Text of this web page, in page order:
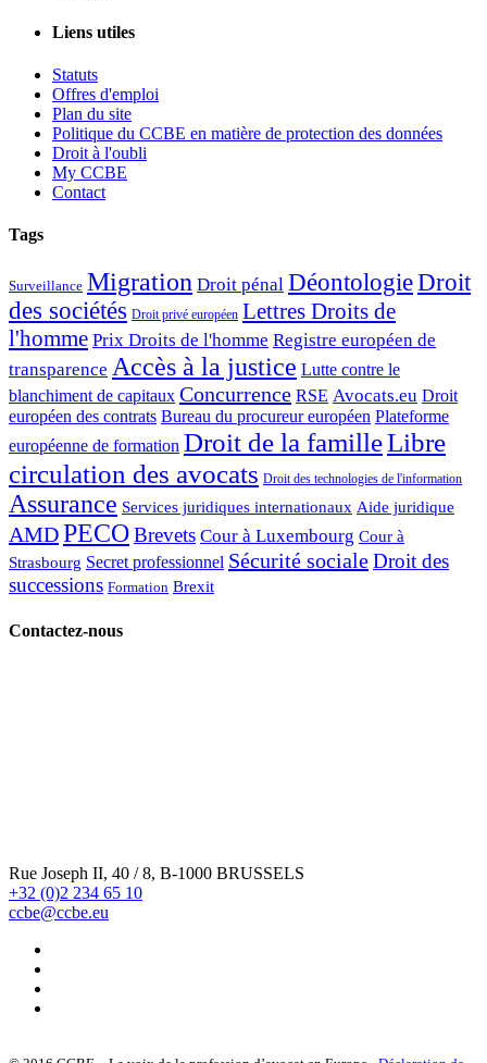
Liens utiles
Statuts
Offres d'emploi
Plan du site
Politique du CCBE en matière de protection des données
Droit à l'oubli
My CCBE
Contact
Tags
Surveillance Migration Droit pénal DéontologieDroit
des sociétés Droit privé européen Lettres Droits de
l'homme Prix Droits de l'homme Registre européen de
transparence Accès à la justice Lutte contre le
blanchiment de capitaux Concurrence RSE Avocats.eu Droit
européen des contrats Bureau du procureur européen Plateforme
européenne de formation Droit de la familleLibre
circulation des avocats Droit des technologies de l'information
Assurance Services juridiques internationaux Aide juridique
AMDPECOBrevets Cour à Luxembourg Cour à
Strasbourg Secret professionnel Sécurité socialeDroit des
successions Formation Brexit
Contactez-nous
Rue Joseph II, 40 / 8, B-1000 BRUSSELS
+32 (0)2 234 65 10
ccbe@ccbe.eu